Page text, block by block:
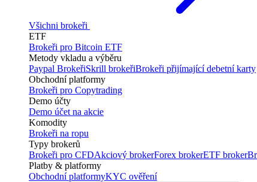
Všichni brokeři
ETF
Brokeři pro Bitcoin ETF
Metody vkladu a výběru
Paypal BrokeřiSkrill brokeřiBrokeři přijímající debetní karty
Obchodní platformy
Brokeři pro Copytrading
Demo účty
Demo účet na akcie
Komodity
Brokeři na ropu
Typy brokerů
Brokeři pro CFDAkciový brokerForex brokerETF broker
Platby & platformy
Obchodní platformyKYC ověření